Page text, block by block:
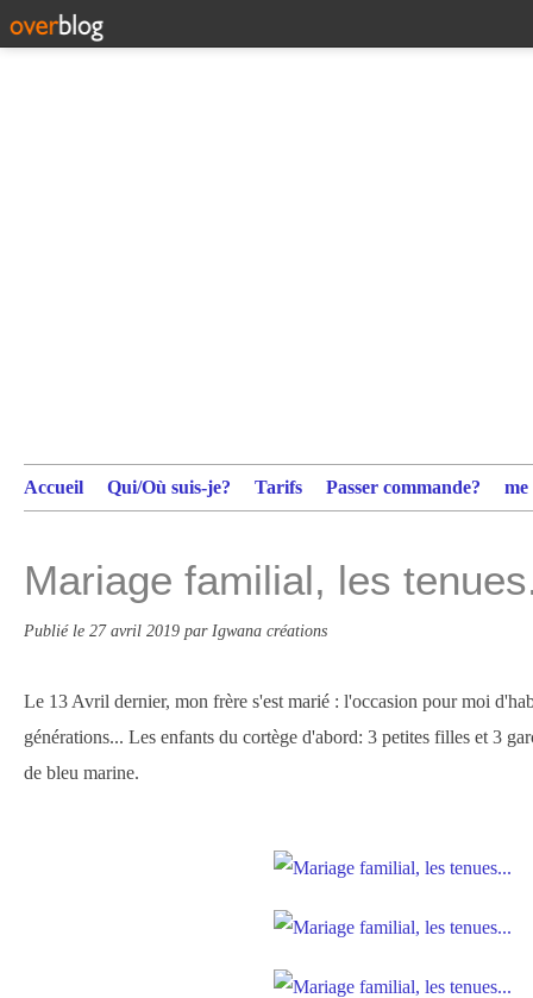
Accueil Qui/Où suis-je? Tarifs Passer commande?
Mariage familial, les
Publié le 27 avril 2019 par Igwana créations
Le 13 Avril dernier, mon frère s'est marié : l'occasion pour moi
générations... Les enfants du cortège d'abord: 3 petites filles et 3
de bleu marine.